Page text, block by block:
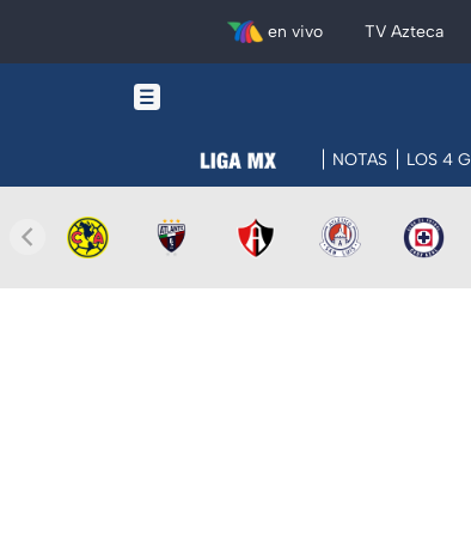
en vivo TV Azteca
NOTAS LOS 4